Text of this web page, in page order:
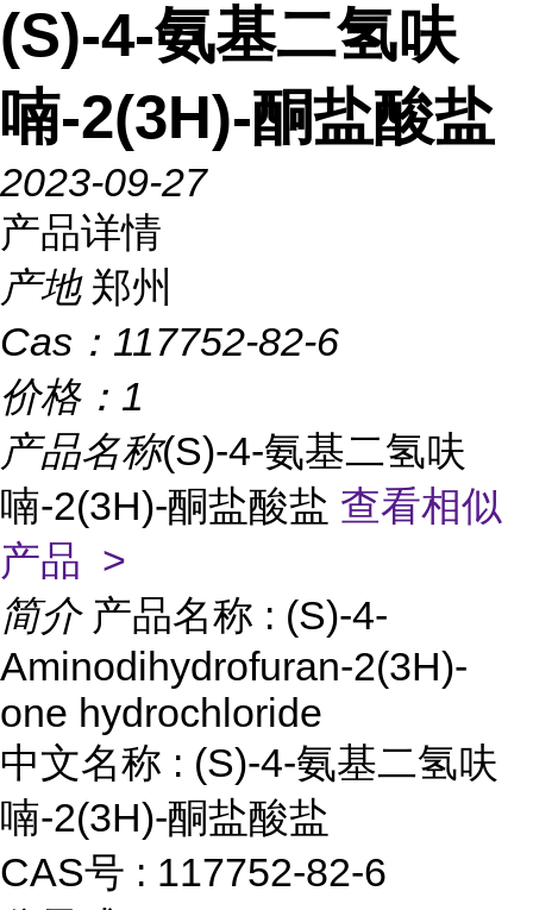
(S)-4-氨基二氢呋
喃-2(3H)-酮盐酸盐
2023-09-27
产品详情
产地 郑州
Cas： 117752-82-6
价格： 1
产品名称(S)-4-氨基二氢呋
喃-2(3H)-酮盐酸盐 查看相似
产品 >
简介 产品名称 : (S)-4-
Aminodihydrofuran-2(3H)-
one hydrochloride
中文名称 : (S)-4-氨基二氢呋
喃-2(3H)-酮盐酸盐
CAS号 : 117752-82-6